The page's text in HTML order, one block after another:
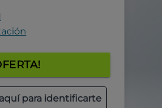
para identificarte